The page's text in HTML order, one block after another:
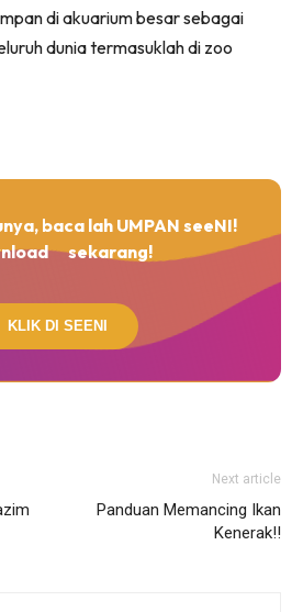
di akuarium besar sebagai
dunia termasuklah di zoo
baca lah UMPAN seeNI!
sekarang!
KLIK DI SEENI
Next article
Panduan Memancing Ikan
Kenerak!!